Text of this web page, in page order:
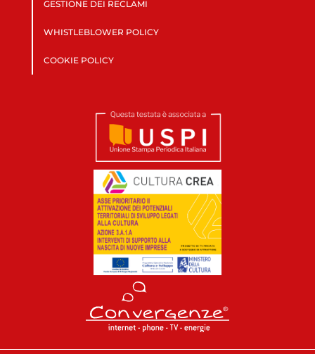
GESTIONE DEI RECLAMI
WHISTLEBLOWER POLICY
COOKIE POLICY